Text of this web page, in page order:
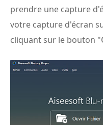
prendre une capture
votre capture d'écran
cliquant sur le bouton